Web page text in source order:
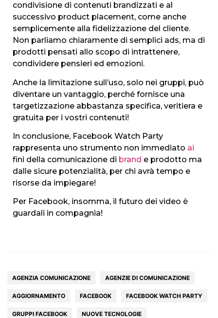
condivisione di contenuti brandizzati e al
successivo product placement, come anche
semplicemente alla fidelizzazione del cliente.
Non parliamo chiaramente di semplici ads, ma di
prodotti pensati allo scopo di intrattenere,
condividere pensieri ed emozioni.
Anche la limitazione sull’uso, solo nei gruppi, può
diventare un vantaggio, perché fornisce una
targetizzazione abbastanza specifica, veritiera e
gratuita per i vostri contenuti!
In conclusione, Facebook Watch Party
rappresenta uno strumento non immediato ai
fini della comunicazione di brand e prodotto ma
dalle sicure potenzialità, per chi avrà tempo e
risorse da impiegare!
Per Facebook, insomma, il futuro dei video è
guardali in compagnia!
AGENZIA COMUNICAZIONE AGENZIE DI COMUNICAZIONE
AGGIORNAMENTO FACEBOOK FACEBOOK WATCH PARTY
GRUPPI FACEBOOK NUOVE TECNOLOGIE